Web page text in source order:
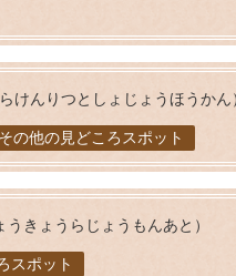
らけんりつとしょじょうほうかん
その他の見どころスポット
うきょうらじょうもんあと）
スポット